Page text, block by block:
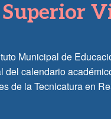
Municipal de
del calendario
de la Tecnicatura en